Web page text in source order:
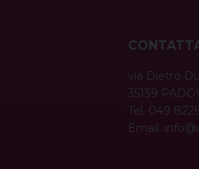
via Dietro
35139
Tel. 049
Email: